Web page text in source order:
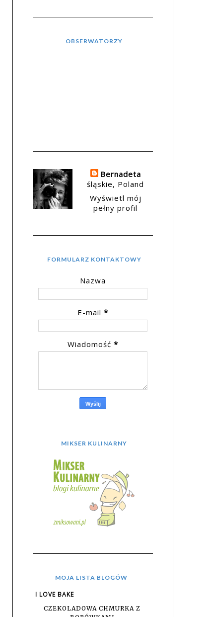
OBSERWATORZY
Bernadeta
śląskie, Poland
Wyświetl mój
pełny profil
FORMULARZ KONTAKTOWY
Nazwa
E-mail *
Wiadomość *
MIKSER KULINARNY
MOJA LISTA BLOGÓW
I LOVE BAKE
CZEKOLADOWA CHMURKA Z